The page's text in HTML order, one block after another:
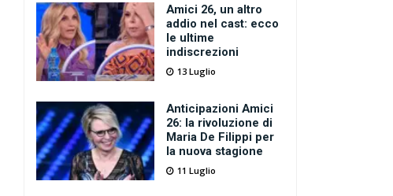
Amici 26, un altro
addio nel cast: ecco
le ultime
indiscrezioni
13 Luglio
Anticipazioni Amici
26: la rivoluzione di
Maria De Filippi per
la nuova stagione
11 Luglio